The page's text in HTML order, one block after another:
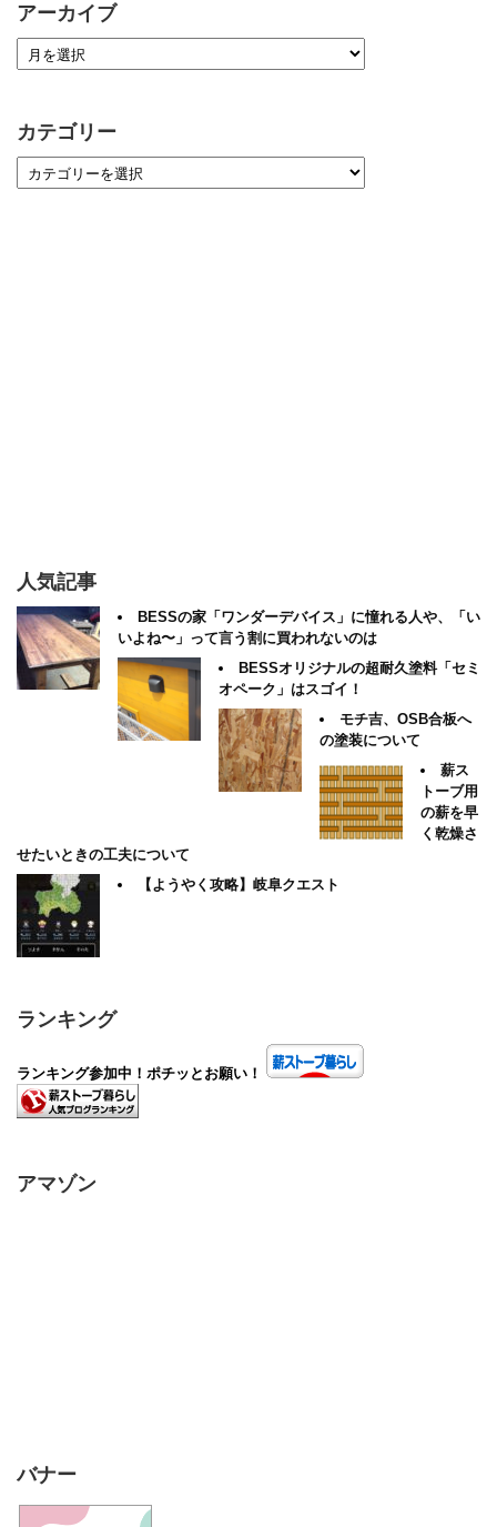
アーカイブ
カテゴリー
人気記事
BESSの家「ワンダーデバイス」に憧れる人や、「い
いよね〜」って言う割に買われないのは
BESSオリジナルの超耐久塗料「セミ
オペーク」はスゴイ！
モチ吉、OSB合板へ
の塗装について
薪ス
トーブ用
の薪を早
く乾燥さ
せたいときの工夫について
【ようやく攻略】岐阜クエスト
ランキング
ランキング参加中！ポチッとお願い！
アマゾン
バナー